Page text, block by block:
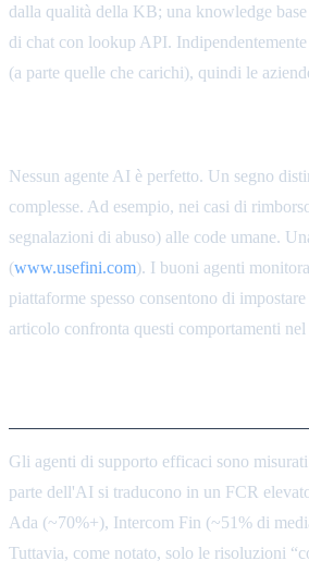
dalla qualità della KB; una knowledge
di chat con lookup API.
(a parte quelle che carichi), quindi le
Nessun agente AI è perfetto. Un segno
complesse. Ad esempio, nei casi di
segnalazioni di abuso) alle code umane.
(www.usefini.com). I buoni agenti
piattaforme spesso consentono di
articolo confronta questi comportamenti
Gli agenti di supporto efficaci sono
parte dell'AI si traducono in un FCR
Ada (~70%+), Intercom Fin (~51% di
Tuttavia, come notato, solo le risoluzioni